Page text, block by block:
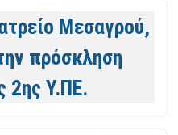
Μεσαγρού,
πρόσκληση
2ης Υ.ΠΕ.